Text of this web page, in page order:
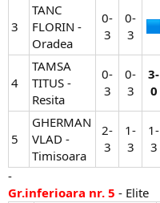
3
TANC
FLORIN -
Oradea
0-
3​
0-
3​
4
TAMSA
TITUS -
Resita
0-
3​
0-
3​
3-
0
5
GHERMAN
VLAD -
Timisoara
2-
3​
1-
3​
1-
3​
-
Gr.inferioara nr. 5 - Elite